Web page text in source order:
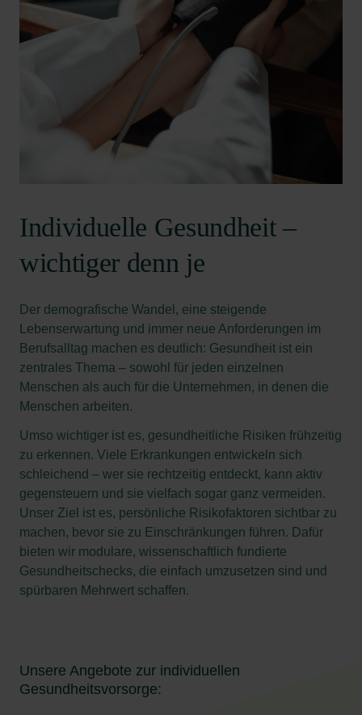
Individuelle Gesundheit –
wichtiger denn je
Der demografische Wandel, eine steigende
Lebenserwartung und immer neue Anforderungen im
Berufsalltag machen es deutlich: Gesundheit ist ein
zentrales Thema – sowohl für jeden einzelnen
Menschen als auch für die Unternehmen, in denen die
Menschen arbeiten.
Umso wichtiger ist es, gesundheitliche Risiken frühzeitig
zu erkennen. Viele Erkrankungen entwickeln sich
schleichend – wer sie rechtzeitig entdeckt, kann aktiv
gegensteuern und sie vielfach sogar ganz vermeiden.
Unser Ziel ist es, persönliche Risikofaktoren sichtbar zu
machen, bevor sie zu Einschränkungen führen. Dafür
bieten wir modulare, wissenschaftlich fundierte
Gesundheitschecks, die einfach umzusetzen sind und
spürbaren Mehrwert schaffen.
Unsere Angebote zur individuellen
Gesundheitsvorsorge: